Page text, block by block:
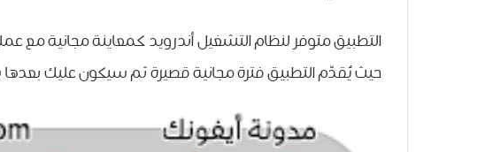
التطبيق متوفر ﻟﻨﻈﺎﻡ ﺍﻟﺘﺸﻐﻴﻞ ﺃﻧﺪﺭﻭﻳﺪ ﻛﻤﻌﺎﻳﻨﺔ ﻣﺠﺎﻧﻴﺔ ﻣﻊ
حيث ﻳُﻘﺪّﻡ ﺍﻟﺘﻄﺒﻴﻖ ﻓﺘﺮﺓ ﻣﺠﺎﻧﻴﺔ ﻗﺼﻴﺮﺓ ثم سيكون ﻋﻠﻴﻚ بعدها